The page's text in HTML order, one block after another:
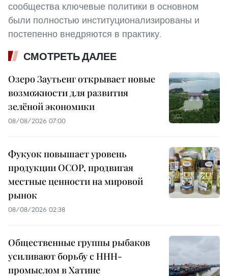
сообщества ключевые политики в основном
были полностью институционализированы и
постепенно внедряются в практику.
СМОТРЕТЬ ДАЛЕЕ
Озеро Заутьенг открывает новые
возможности для развития
зелёной экономики
08/08/2026 07:00
Фукуок повышает уровень
продукции OCOP, продвигая
местные ценности на мировой
рынок
08/08/2026 02:38
Общественные группы рыбаков
усиливают борьбу с ННН-
промыслом в Хатине